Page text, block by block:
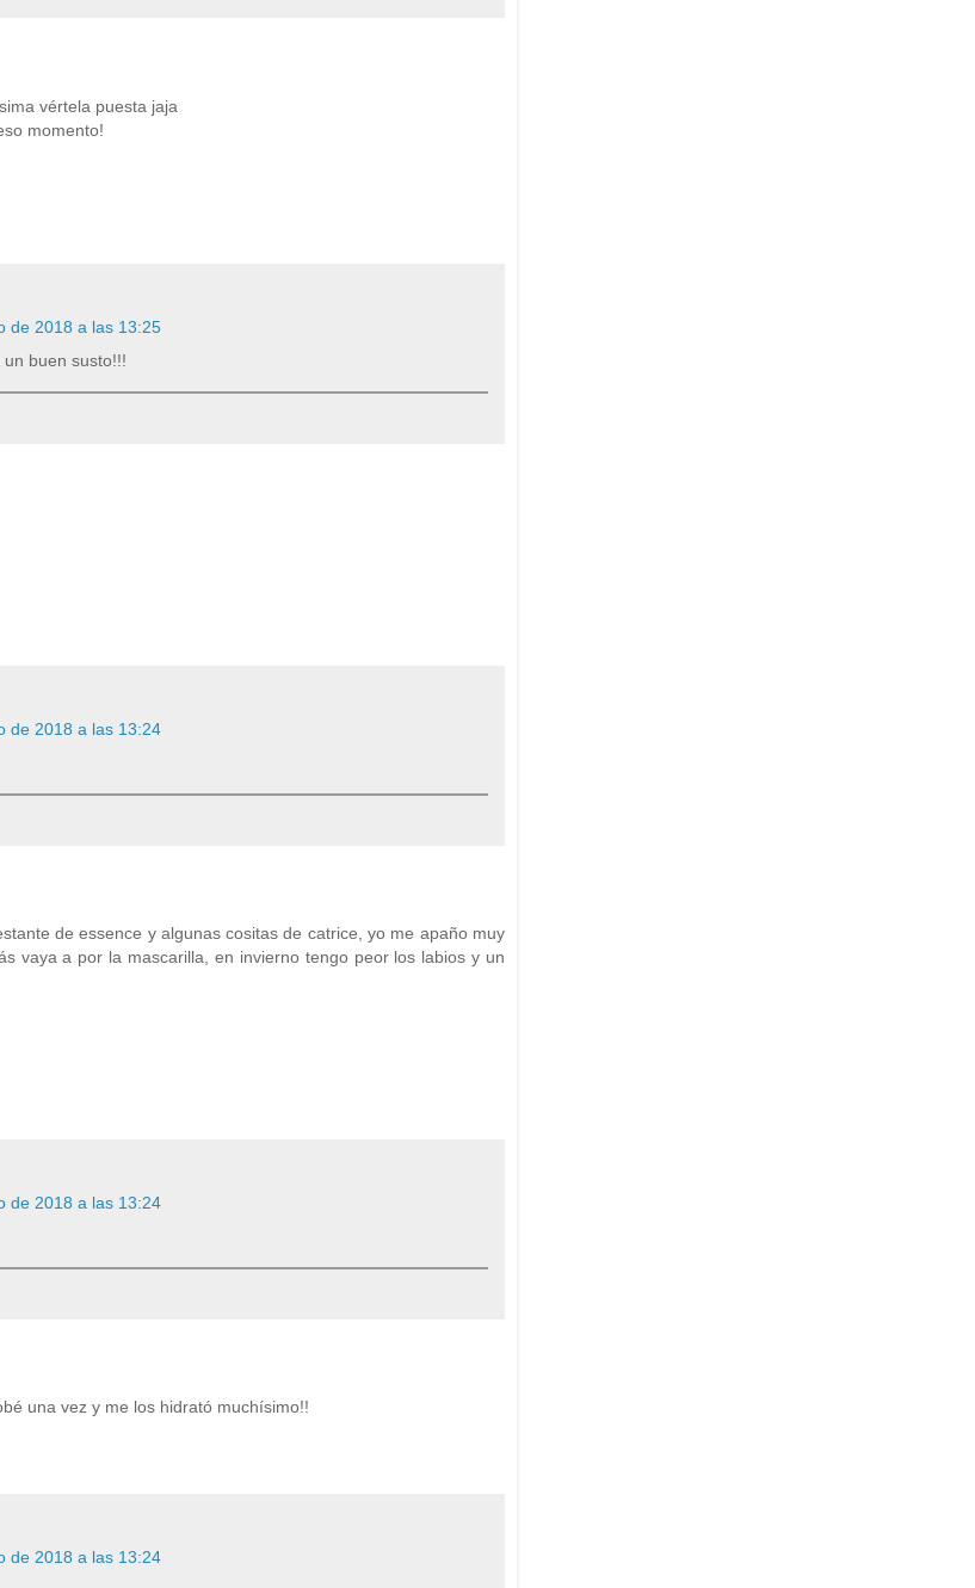
vértela puesta jaja
momento!
de 2018 a las 13:25
buen susto!!!
de 2018 a las 13:24
de essence y algunas cositas de catrice, yo me apaño muy
vaya a por la mascarilla, en invierno tengo peor los labios y un
de 2018 a las 13:24
una vez y me los hidrató muchísimo!!
de 2018 a las 13:24